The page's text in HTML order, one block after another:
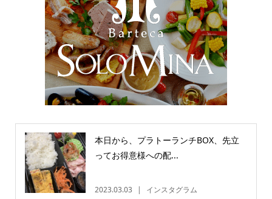
本日から、プラトーランチBOX、先立
ってお得意様への配...
2023.03.03 インスタグラム